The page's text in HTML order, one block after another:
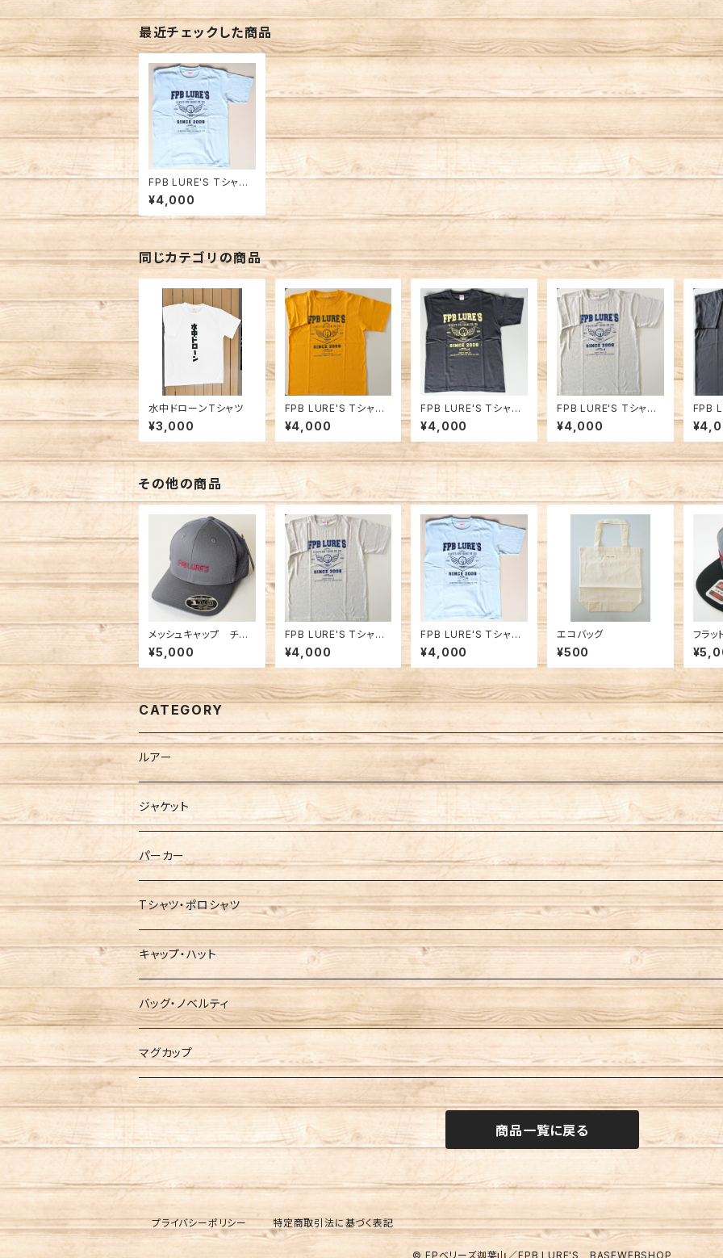
最近チェックした商品
FPB LURE'S Tシャツ2
024 ライトブルー
¥4,000
同じカテゴリの商品
水中ドローンTシャツ
¥3,000
FPB LURE'S Tシャツ2
023 イエロー
¥4,000
FPB LURE'S Tシャツ2
024 ダークグレー
¥4,000
FPB LURE'S Tシャツ2
023 ライトグレー
¥4,000
FPB
023
その他の商品
メッシュキャップ チャ
コール
¥5,000
FPB LURE'S Tシャツ2
023 ライトグレー
¥4,000
FPB LURE'S Tシャツ2
024 ライトブルー
¥4,000
エコバッグ
¥500
フラ
ール
CATEGORY
ルアー
ジャケット
パーカー
Tシャツ・ポロシャツ
キャップ・ハット
バッグ・ノベルティ
マグカップ
商品一覧に戻る
プライバシーポリシー 特定商取引法に基づく表記
© FPベリーズ迦葉山／FPB LURE'S BASEWEBSHOP